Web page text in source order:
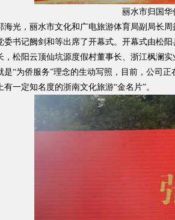
丽水市归国
，丽水市文化和广电旅游体育局副局长周
书记阙剑和等出席了开幕式。开幕式由松阳
阳云顶仙坑源度假村董事长、浙江枫澜实
“为侨服务”理念的生动写照，目前，公司
一定知名度的浙南文化旅游“金名片”。